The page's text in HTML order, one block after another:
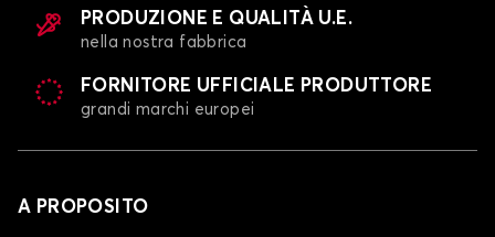
PRODUZIONE E QUALITÀ U.E.
nella nostra fabbrica
FORNITORE UFFICIALE PRODUTTORE
grandi marchi europei
A PROPOSITO